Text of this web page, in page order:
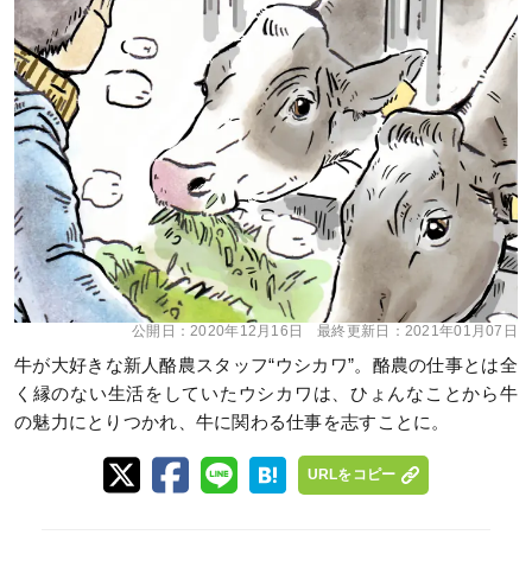
公開日：2020年12月16日 最終更新日： 2021年01月07日
牛が大好きな新人酪農スタッフ“ウシカワ”。酪農の仕事とは全
く縁のない生活をしていたウシカワは、ひょんなことから牛
の魅力にとりつかれ、牛に関わる仕事を志すことに。
URLをコピー